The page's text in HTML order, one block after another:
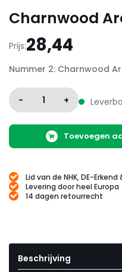
Charnwood
Prijs:28,44
Nummer 2: Charnwood
- 1 +
Toevoegen
Lid van de NHK, DE-
Levering door heel Europa
14 dagen retourrecht
Beschrijving